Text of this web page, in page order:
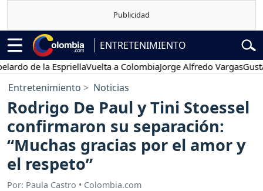
ENTRETENIMIENTO
de la EspriellaVuelta a ColombiaJorge Alfredo VargasGustavo
Entretenimiento Noticias
Rodrigo De Paul y Tini Stoessel
confirmaron su separación:
“Muchas gracias por el amor y
el respeto”
Por: Paula Castro • Colombia.com